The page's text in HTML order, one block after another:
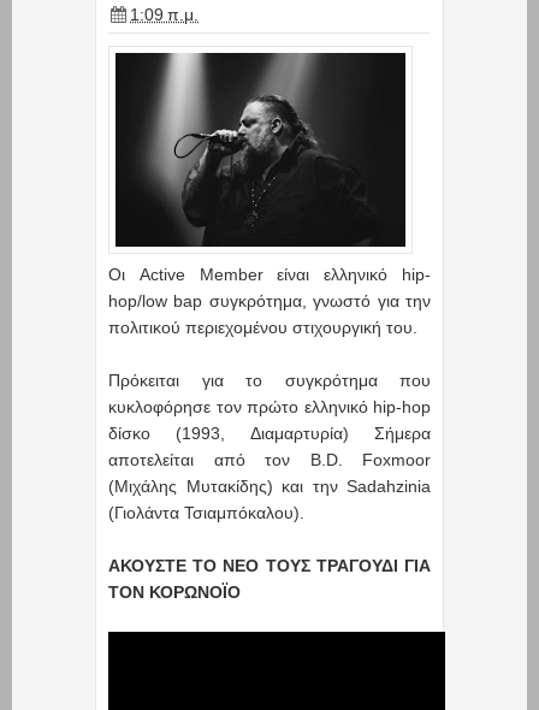
1:09 π.μ.
Οι Active Member είναι ελληνικό hip-
hop/low bap συγκρότημα, γνωστό για την
πολιτικού περιεχομένου στιχουργική του.
Πρόκειται για το συγκρότημα που
κυκλοφόρησε τον πρώτο ελληνικό hip-hop
δίσκο (1993, Διαμαρτυρία) Σήμερα
αποτελείται από τον B.D. Foxmoor
(Μιχάλης Μυτακίδης) και την Sadahzinia
(Γιολάντα Τσιαμπόκαλου).
ΑΚΟΥΣΤΕ ΤΟ ΝΕΟ ΤΟΥΣ ΤΡΑΓΟΥΔΙ ΓΙΑ
ΤΟΝ ΚΟΡΩΝΟΪΟ